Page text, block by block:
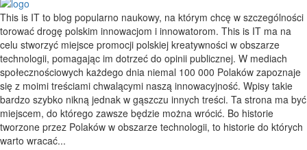
This is IT to blog popularno naukowy, na którym chcę w szczególności
torować drogę polskim innowacjom i innowatorom. This is IT ma na
celu stworzyć miejsce promocji polskiej kreatywności w obszarze
technologii, pomagając im dotrzeć do opinii publicznej. W mediach
społecznościowych każdego dnia niemal 100 000 Polaków zapoznaje
się z moimi treściami chwalącymi naszą innowacyjność. Wpisy takie
bardzo szybko nikną jednak w gąszczu innych treści. Ta strona ma być
miejscem, do którego zawsze będzie można wrócić. Bo historie
tworzone przez Polaków w obszarze technologii, to historie do których
warto wracać...